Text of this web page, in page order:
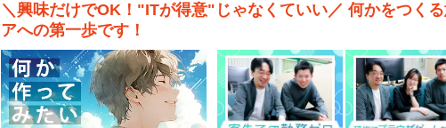
＼興味だけでOK！"ITが得意"じゃなくていい／ 何かをつく
アへの第一歩です！